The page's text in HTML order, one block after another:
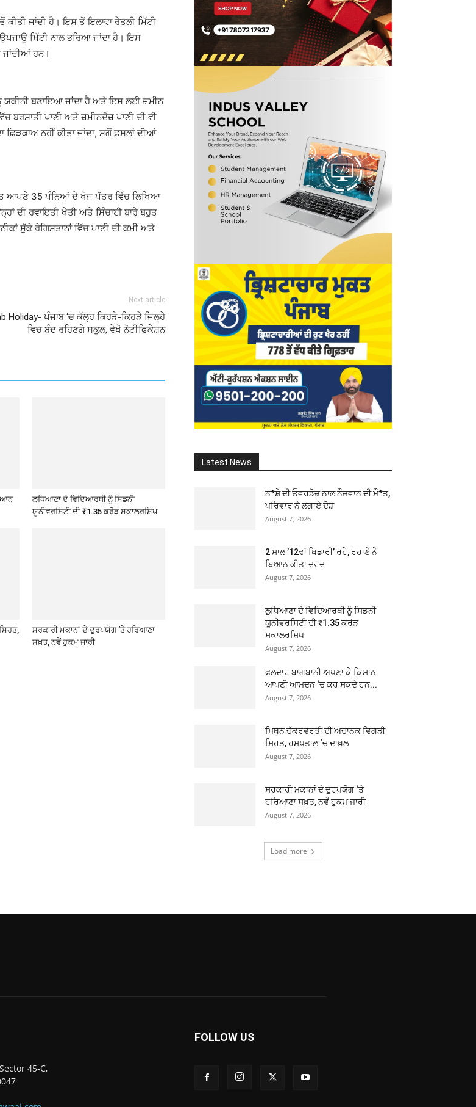
ਕੀਤੀ ਜਾਂਦੀ ਹੈ। ਇਸ ਤੋਂ ਇਲਾਵਾ ਰੇਤਲੀ ਮਿੱਟੀ
ਮਿੱਟੀ ਨਾਲ ਭਰਿਆ ਜਾਂਦਾ ਹੈ। ਇਸ
ਹਨ।
ਯਕੀਨੀ ਬਣਾਇਆ ਜਾਂਦਾ ਹੈ ਅਤੇ ਇਸ ਲਈ ਜ਼ਮੀਨ
ਬਰਸਾਤੀ ਪਾਣੀ ਅਤੇ ਜ਼ਮੀਨਦੋਜ਼ ਪਾਣੀ ਦੀ ਵੀ
ਨਹੀਂ ਕੀਤਾ ਜਾਂਦਾ, ਸਗੋਂ ਫ਼ਸਲਾਂ ਦੀਆਂ
ਆਪਣੇ 35 ਪੰਨਿਆਂ ਦੇ ਖੋਜ ਪੱਤਰ ਵਿੱਚ ਲਿਖਿਆ
ਦੀ ਰਵਾਇਤੀ ਖੇਤੀ ਅਤੇ ਸਿੰਚਾਈ ਬਾਰੇ ਬਹੁਤ
ਸੁੱਕੇ ਰੇਗਿਸਤਾਨਾਂ ਵਿੱਚ ਪਾਣੀ ਦੀ ਕਮੀ ਅਤੇ
Next article
Holiday- ਪੰਜਾਬ ‘ਚ ਕੱਲ੍ਹ ਕਿਹੜੇ-ਕਿਹੜੇ ਜਿਲ੍ਹੇ
ਵਿਚ ਬੰਦ ਰਹਿਣਗੇ ਸਕੂਲ, ਵੇਖੋ ਨੋਟੀਫਿਕੇਸ਼ਨ
ਲੁਧਿਆਣਾ ਦੇ ਵਿਦਿਆਰਥੀ ਨੂੰ ਸਿਡਨੀ
ਯੂਨੀਵਰਸਿਟੀ ਦੀ ₹1.35 ਕਰੋੜ ਸਕਾਲਰਸ਼ਿਪ
ਸਰਕਾਰੀ ਮਕਾਨਾਂ ਦੇ ਦੁਰਪਯੋਗ ‘ਤੇ ਹਰਿਆਣਾ
ਸਖ਼ਤ, ਨਵੇਂ ਹੁਕਮ ਜਾਰੀ
Latest News
ਨ*ਸ਼ੇ ਦੀ ਓਵਰਡੋਜ਼ ਨਾਲ ਨੌਜਵਾਨ ਦੀ ਮੌ*ਤ,
ਪਰਿਵਾਰ ਨੇ ਲਗਾਏ ਦੋਸ਼
August 7, 2026
2 ਸਾਲ ’12ਵਾਂ ਖਿਡਾਰੀ’ ਰਹੇ, ਰਹਾਣੇ ਨੇ
ਬਿਆਨ ਕੀਤਾ ਦਰਦ
August 7, 2026
ਲੁਧਿਆਣਾ ਦੇ ਵਿਦਿਆਰਥੀ ਨੂੰ ਸਿਡਨੀ
ਯੂਨੀਵਰਸਿਟੀ ਦੀ ₹1.35 ਕਰੋੜ
ਸਕਾਲਰਸ਼ਿਪ
August 7, 2026
ਫਲਦਾਰ ਬਾਗਬਾਨੀ ਅਪਣਾ ਕੇ ਕਿਸਾਨ
ਆਪਣੀ ਆਮਦਨ ‘ਚ ਕਰ ਸਕਦੇ ਹਨ...
August 7, 2026
ਮਿਥੁਨ ਚੱਕਰਵਰਤੀ ਦੀ ਅਚਾਨਕ ਵਿਗੜੀ
ਸਿਹਤ, ਹਸਪਤਾਲ ‘ਚ ਦਾਖ਼ਲ
August 7, 2026
ਸਰਕਾਰੀ ਮਕਾਨਾਂ ਦੇ ਦੁਰਪਯੋਗ ‘ਤੇ
ਹਰਿਆਣਾ ਸਖ਼ਤ, ਨਵੇਂ ਹੁਕਮ ਜਾਰੀ
August 7, 2026
Load more
45-C,
FOLLOW US